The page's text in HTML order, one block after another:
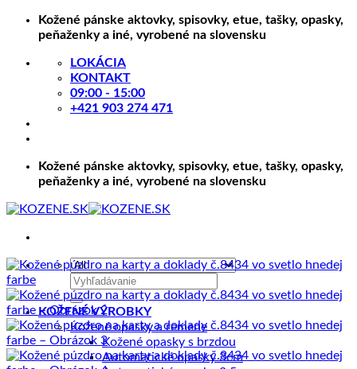
Skip
Kožené pánske aktovky, spisovky, etue, tašky, opasky,
peňaženky a iné, vyrobené na slovensku
LOKÁCIA
KONTAKT
09:00 - 15:00
+421 903 274 471
Kožené pánske aktovky, spisovky, etue, tašky, opasky,
peňaženky a iné, vyrobené na slovensku
Hľadať:
KOŽENÉ VÝROBKY
Kožené opasky a remene
Kožené opasky s brzdou
Automatické opasky 3cm